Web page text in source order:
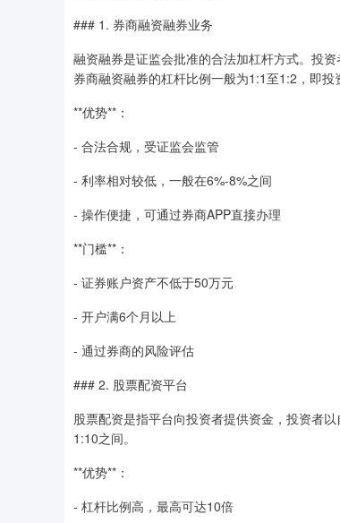
### 1. 券商融资融券业务
融资融券是证监会批准的合法加杠杆方式。投
券商融资融券的杠杆比例一般为1:1至1:2，即投
**优势**：
- 合法合规，受证监会监管
- 利率相对较低，一般在6%-8%之间
- 操作便捷，可通过券商APP直接办理
**门槛**：
- 证券账户资产不低于50万元
- 开户满6个月以上
- 通过券商的风险评估
### 2. 股票配资平台
股票配资是指平台向投资者提供资金，投资者
1:10之间。
**优势**：
- 杠杆比例高，最高可达10倍